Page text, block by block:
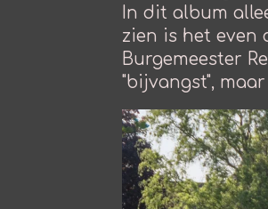
In dit album
zien is het even
Burgemeester
"bijvangst",